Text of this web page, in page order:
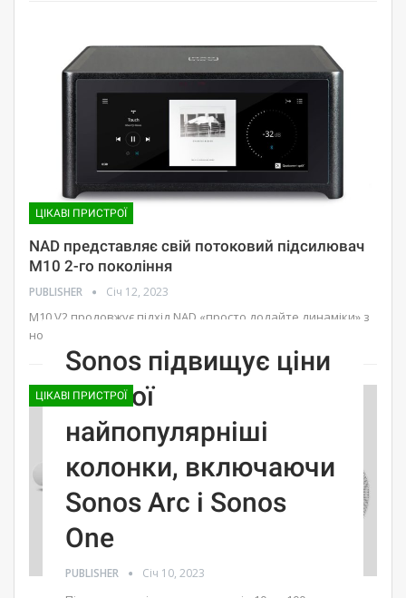
ЦІКАВІ ПРИСТРОЇ
NAD представляє свій потоковий підсилювач
M10 2-го покоління
PUBLISHER Січ 12, 2023
M10 V2 продовжує підхід NAD «просто додайте динаміки» з
новими функціями.
ЦІКАВІ ПРИСТРОЇ
Sonos підвищує ціни
на свої
найпопулярніші
колонки, включаючи
Sonos Arc і Sonos
One
PUBLISHER Січ 10, 2023